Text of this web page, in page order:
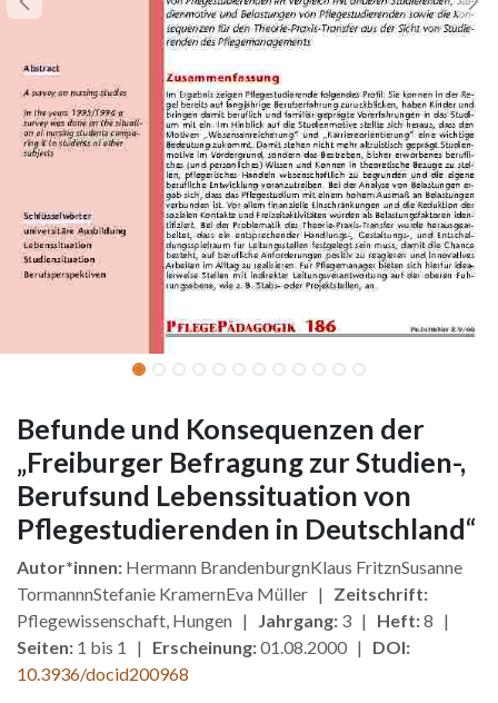
Befunde und Konsequenzen der
„Freiburger Befragung zur Studien-,
Berufsund Lebenssituation von
Pflegestudierenden in Deutschland“
Autor*innen: Hermann BrandenburgnKlaus FritznSusanne
TormannnStefanie KramernEva Müller | Zeitschrift:
Pflegewissenschaft, Hungen | Jahrgang: 3 | Heft:8 |
Seiten: 1 bis 1 | Erscheinung:01.08.2000 | DOI:
10.3936/docid200968